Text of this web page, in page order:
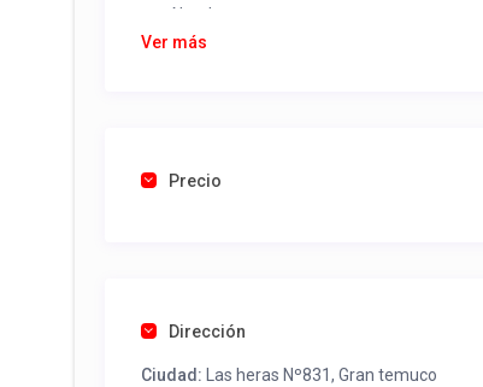
Nombre
Rut
Una vez recibido procederemos a activar su
Ver más
Precio
Dirección
Ciudad: Las heras Nº831, Gran temuco